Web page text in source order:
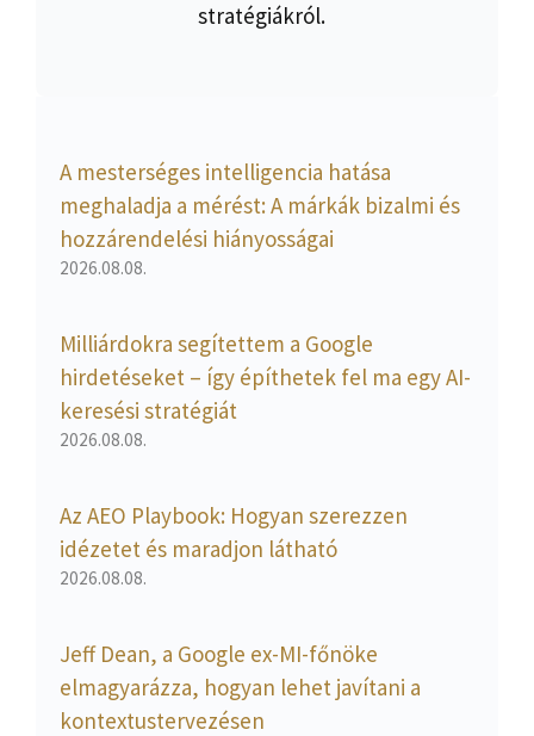
stratégiákról.
A mesterséges intelligencia hatása
meghaladja a mérést: A márkák bizalmi és
hozzárendelési hiányosságai
2026.08.08.
Milliárdokra segítettem a Google
hirdetéseket – így építhetek fel ma egy AI-
keresési stratégiát
2026.08.08.
Az AEO Playbook: Hogyan szerezzen
idézetet és maradjon látható
2026.08.08.
Jeff Dean, a Google ex-MI-főnöke
elmagyarázza, hogyan lehet javítani a
kontextustervezésen